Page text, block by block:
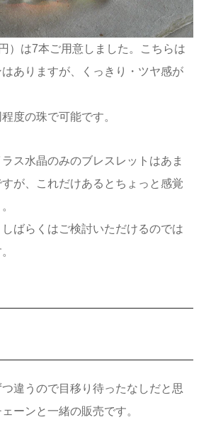
）は7本ご用意しました。こちらは
ありますが、くっきり・ツヤ感が
度の珠で可能です。
ス水晶のみのブレスレットはあま
が、これだけあるとちょっと感覚
ばらくはご検討いただけるのでは
違うので目移り待ったなしだと思
ーンと一緒の販売です。